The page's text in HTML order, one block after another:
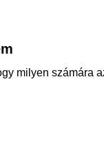
milyen számára